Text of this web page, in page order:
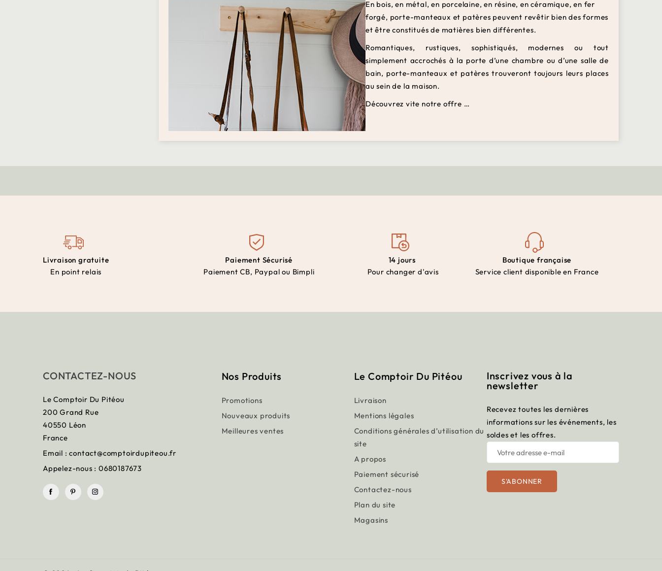
En bois, en métal, en porcelaine, en résine, en céramique, en fer
forgé, porte-manteaux et patères peuvent revêtir bien des formes
et être constitués de matières bien différentes.
Romantiques, rustiques, sophistiqués, modernes ou tout
simplement accrochés à la porte d’une chambre ou d’une salle de
bain, porte-manteaux et patères trouveront toujours leurs places
au sein de la maison.
Découvrez vite notre offre …
Livraison gratuite
En point relais
Paiement Sécurisé
Paiement CB, Paypal ou Bimpli
14 jours
Pour changer d'avis
Boutique française
Service client disponible en France
CONTACTEZ-NOUS
Le Comptoir Du Pitéou
200 Grand Rue
40550 Léon
France
Email :contact@comptoirdupiteou.fr
Appelez-nous : 0680187673
Nos Produits
Promotions
Nouveaux produits
Meilleures ventes
Le Comptoir Du Pitéou
Livraison
Mentions légales
Conditions générales d’utilisation du
site
A propos
Paiement sécurisé
Contactez-nous
Plan du site
Magasins
Inscrivez vous à la
newsletter
Recevez toutes les dernières
informations sur les événements, les
soldes et les offres.